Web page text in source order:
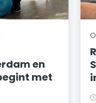
en
met